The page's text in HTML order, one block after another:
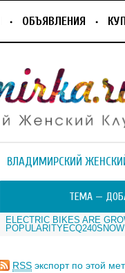
ОБЪЯВЛЕНИЯ
ВЛАДИМИРСКИЙ
ТЕМА —
ELECTRIC BIKES ARE
RSS экспорт по этой